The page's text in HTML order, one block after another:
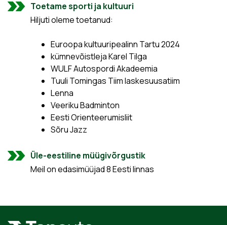
Toetame sporti ja kultuuri
Hiljuti oleme toetanud:
Euroopa kultuuripealinn Tartu 2024
kümnevõistleja Karel Tilga
WULF Autospordi Akadeemia
Tuuli Tomingas Tiim laskesuusatiim
Lenna
Veeriku Badminton
Eesti Orienteerumisliit
Sõru Jazz
Üle-eestiline müügivõrgustik
Meil on edasimüüjad 8 Eesti linnas